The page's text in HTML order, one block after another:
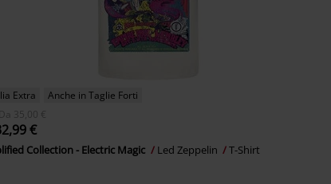
Extra
Anche in Taglie Forti
Da
35,00 €
€
Collection - Electric Magic Led Zeppelin T-Shirt